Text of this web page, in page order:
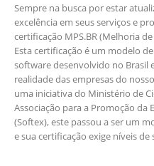
Sempre na busca por estar
excelência em seus serviços e
certificação MPS.BR (Melhoria
Esta certificação é um modelo
software desenvolvido no Brasil
realidade das empresas do
uma iniciativa do Ministério de
Associação para a Promoção da
(Softex), este passou a ser um
e sua certificação exige níveis de